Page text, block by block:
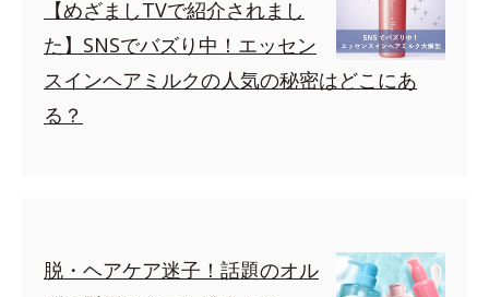
【めざましTVで紹介されまし
た】SNSでバズり中！エッセン
スインヘアミルクの人気の秘密はどこにあ
る？
脱・ヘアケア迷子！話題のオル